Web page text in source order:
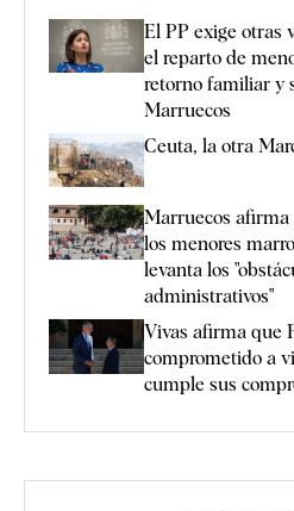
El PP exige otras
el reparto de
retorno familiar y
Marruecos
Ceuta, la otra
Marruecos afirma
los menores
levanta los
administrativos"
Vivas afirma que
comprometido a
cumple sus